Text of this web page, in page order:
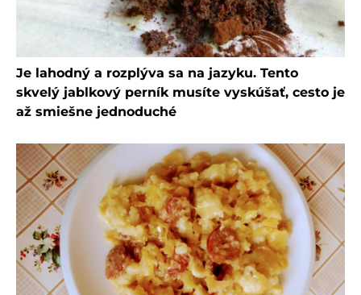
Je lahodný a rozplýva sa na jazyku. Tento
skvelý jablkový perník musíte vyskúšať, cesto je
až smiešne jednoduché